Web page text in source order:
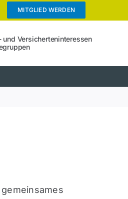
MITGLIED WERDEN
und Versicherteninteressen